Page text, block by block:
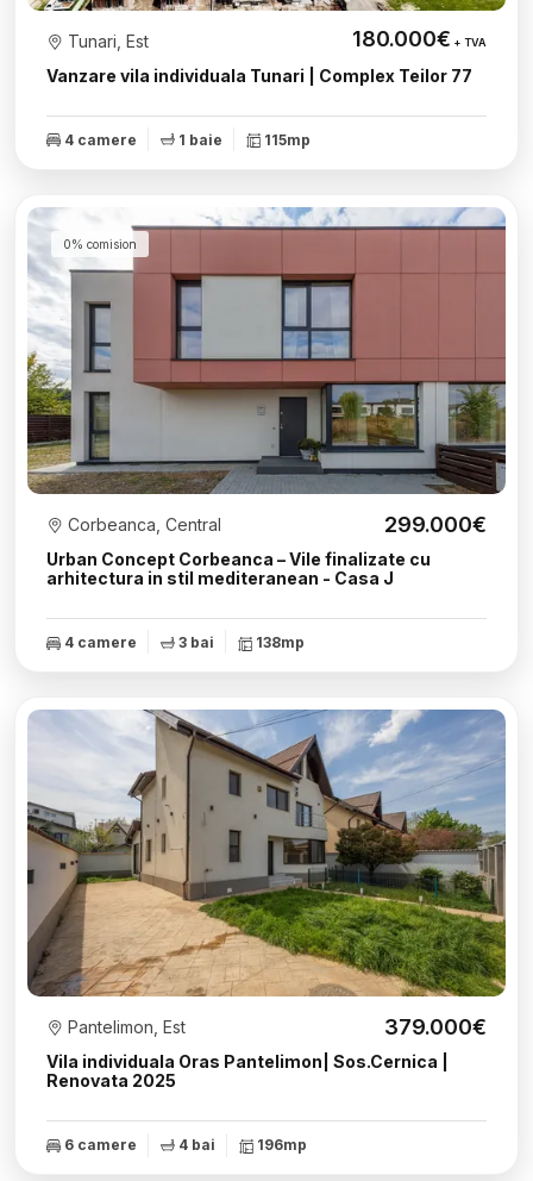
Vanzare vila individuala Tunari | Complex Teilor 77
Tunari, Est 180.000€ + TVA
4 camere 1 baie 115mp
0% comision
Urban Concept Corbeanca – Vile finalizate cu
arhitectura in stil mediteranean - Casa J
Corbeanca, Central 299.000€
4 camere 3 bai 138mp
Vila individuala Oras Pantelimon| Sos.Cernica |
Renovata 2025
Pantelimon, Est 379.000€
6 camere 4 bai 196mp